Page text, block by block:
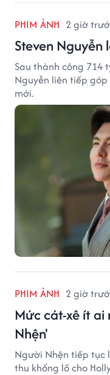
PHIM ẢNH 2 giờ
Steven
Sau thành công 714
Nguyễn liên tiếp
mới.
PHIM ẢNH 2 giờ
Mức cát-xê ít
Nhện'
Người Nhện tiếp tục
thu khổng lồ cho